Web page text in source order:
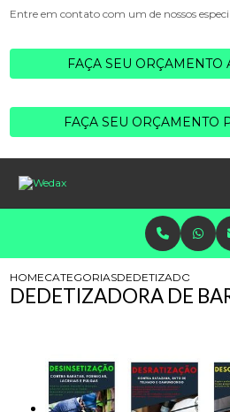
Entre em contato com um de nossos
FAÇA SEU ORÇAMENTO
FAÇA SEU ORÇAMENTO
HOMECATEGORIASDEDETIZADORA
DEDETIZADORA DE